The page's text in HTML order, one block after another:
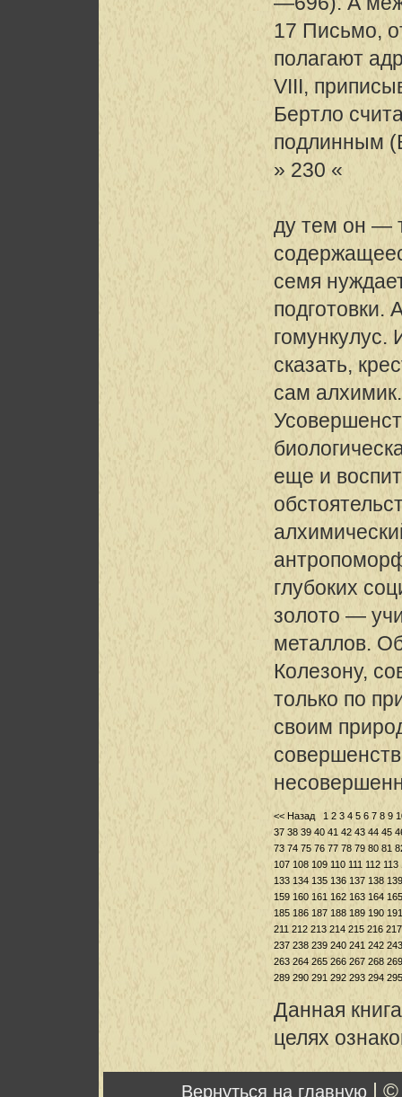
17 Письмо,
полагают
VIII,
Бертло
подлинным
» 230 «
ду тем он —
семя
подготовки.
гомункулус.
сказать,
сам
еще и
глубоких
золото —
металлов.
Колезону,
только по
своим
<< Назад 1 2 3 4 5 6 7 8 9
37 38 39 40 41 42 43 44 45
73 74 75 76 77 78 79 80 81
107 108 109 110 111 112 113
133 134 135 136 137 138 139
159 160 161 162 163 164 165
185 186 187 188 189 190 191
211 212 213 214 215 216 217
237 238 239 240 241 242 243
263 264 265 266 267 268 269
289 290 291 292 293 294 295
Данная
целях
Вернуться на главную |